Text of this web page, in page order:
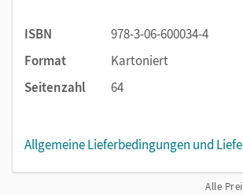
Eigenen Lernprozess beobachten
(Format 20 cm x 29 cm, 24 Seiten)
könnenparallel im Unterrichteingesetzt
ISBN
978-3-06-600034-4
Format
Kartoniert
Seitenzahl
64
Allgemeine Lieferbedingungen und
Alle